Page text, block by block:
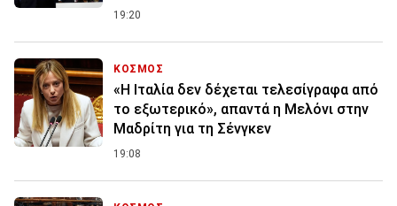
19:20
ΚΟΣΜΟΣ
«Η Ιταλία δεν δέχεται τελεσίγραφα από
το εξωτερικό», απαντά η Μελόνι στην
Μαδρίτη για τη Σένγκεν
19:08